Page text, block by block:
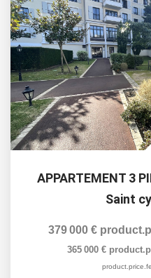
APPARTEMENT 3
Saint
379 000 €
365 000 €